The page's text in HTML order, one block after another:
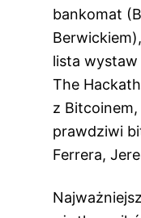
bankomat
lista wystaw
The
z
prawdziwi
Ferrera,